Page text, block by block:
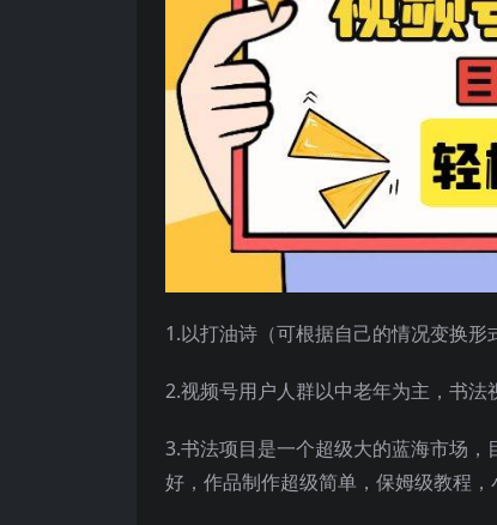
1.以打油诗（可根据自己的情况变换
2.视频号用户人群以中老年为主，书法
3.书法项目是一个超级大的蓝海市场
好，作品制作超级简单，保姆级教程